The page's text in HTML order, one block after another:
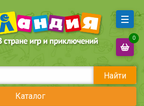
Найти
Каталог
0